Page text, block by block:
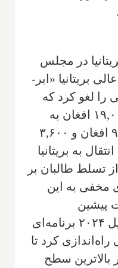
در مجلس
بریتانیا «ابر-
را لغو کرد که
نشان می‌دهد نزدیک به ۱۹,۰۰۰ افغان به
همراه خانواده‌هایشان (۹۰۰ افغان و ۳,۶۰۰
به بریتانیا
۶ ماه پس از تسلط طالبان بر
مخفی به این
پیشین
محافظه‌کار بریتانیا در آوریل ۲۰۲۴ برنامه‌ای
راه‌اندازی کرد تا
بالاترین سطح